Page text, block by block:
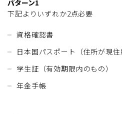
パターン1
下記よりいずれか2点必要
資格確認書
日本国パスポート（住所が現住
学生証（有効期限内のもの）
年金手帳